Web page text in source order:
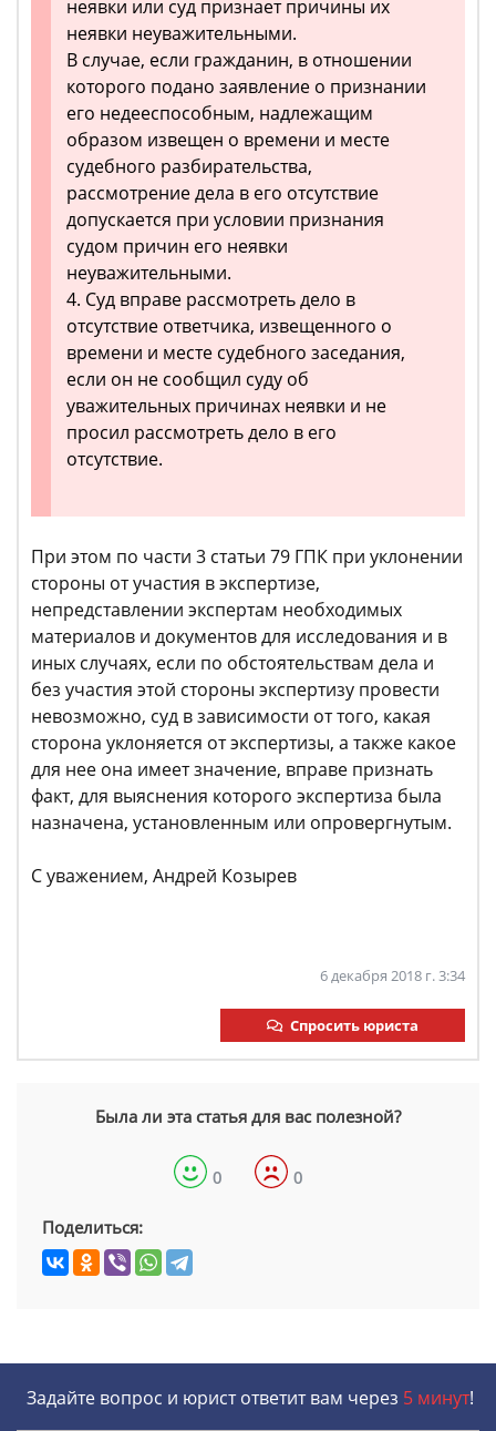
неявки или суд признает причины их
неявки неуважительными.
В случае, если гражданин, в отношении
которого подано заявление о признании
его недееспособным, надлежащим
образом извещен о времени и месте
судебного разбирательства,
рассмотрение дела в его отсутствие
допускается при условии признания
судом причин его неявки
неуважительными.
4. Суд вправе рассмотреть дело в
отсутствие ответчика, извещенного о
времени и месте судебного заседания,
если он не сообщил суду об
уважительных причинах неявки и не
просил рассмотреть дело в его
отсутствие.
При этом по части 3 статьи 79 ГПК при уклонении
стороны от участия в экспертизе,
непредставлении экспертам необходимых
материалов и документов для исследования и в
иных случаях, если по обстоятельствам дела и
без участия этой стороны экспертизу провести
невозможно, суд в зависимости от того, какая
сторона уклоняется от экспертизы, а также какое
для нее она имеет значение, вправе признать
факт, для выяснения которого экспертиза была
назначена, установленным или опровергнутым.
С уважением, Андрей Козырев
6 декабря 2018 г. 3:34
Спросить юриста
Была ли эта статья для вас полезной?
0 0
Поделиться:
Задайте вопрос и юрист ответит вам через 5 минут!